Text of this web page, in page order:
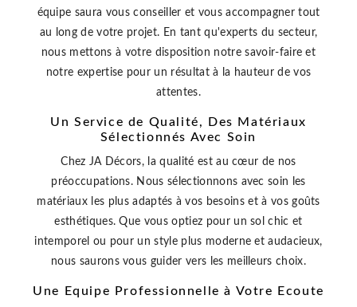
équipe saura vous conseiller et vous accompagner tout
au long de votre projet. En tant qu'experts du secteur,
nous mettons à votre disposition notre savoir-faire et
notre expertise pour un résultat à la hauteur de vos
attentes.
Un Service de Qualité, Des Matériaux
Sélectionnés Avec Soin
Chez JA Décors, la qualité est au cœur de nos
préoccupations. Nous sélectionnons avec soin les
matériaux les plus adaptés à vos besoins et à vos goûts
esthétiques. Que vous optiez pour un sol chic et
intemporel ou pour un style plus moderne et audacieux,
nous saurons vous guider vers les meilleurs choix.
Une Equipe Professionnelle à Votre Ecoute